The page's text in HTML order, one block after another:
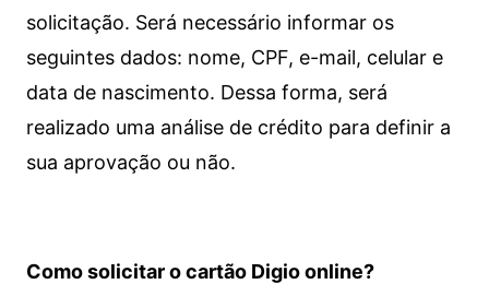
solicitação. Será necessário informar os
seguintes dados: nome, CPF, e-mail, celular e
data de nascimento. Dessa forma, será
realizado uma análise de crédito para definir a
sua aprovação ou não.
Como solicitar o cartão Digio online?